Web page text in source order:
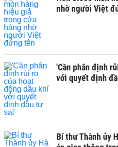
nhờ người Việt
'Cần phân định
với quyết định
Bí thư Thành ủy